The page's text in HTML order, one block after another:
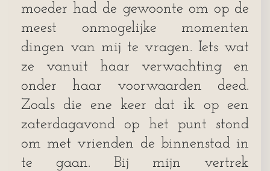
moeder had de gewoonte om op de
meest onmogelijke momenten
dingen van mij te vragen. Iets wat
ze vanuit haar verwachting en
onder haar voorwaarden deed.
Zoals die ene keer dat ik op een
zaterdagavond op het punt stond
om met vrienden de binnenstad in
te gaan. Bij mijn vertrek